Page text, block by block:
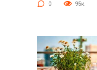
0 95к.